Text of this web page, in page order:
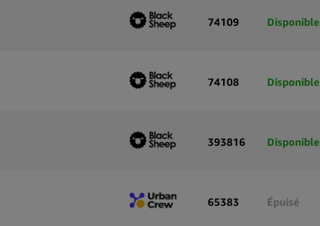
74109 Disponible
74108 Disponible
393816 Disponible
65383 Épuisé